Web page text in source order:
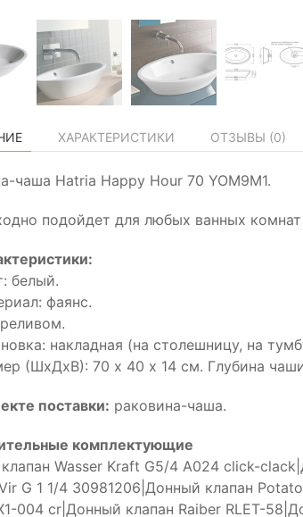
ХАРАКТЕРИСТИКИ ОТЗЫВЫ (0)
чаша Hatria Happy Hour 70 YOM9M1.
подойдет для любых ванных
белый.
фаянс.
накладная (на столешницу, на
(ШхДхВ): 70 x 40 х 14 см. Глубина
поставки: раковина-чаша.
комплектующие
Wasser Kraft G5/4 A024 click-
G 1 1/4 30981206|Донный клапан
004 cr|Донный клапан Raiber RLET-